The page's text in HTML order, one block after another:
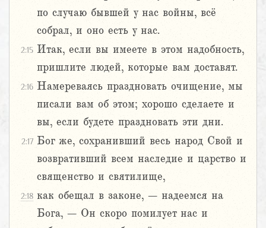
по случаю бывшей у нас войны, всё
собрал, и оно есть у нас.
2:15 Итак, если вы имеете в этом надобность,
пришлите людей, которые вам доставят.
2:16 Намереваясь праздновать очищение, мы
писали вам об этом; хорошо сделаете и
вы, если будете праздновать эти дни.
2:17 Бог же, сохранивший весь народ Свой и
возвративший всем наследие и царство и
священство и святилище,
2:18 как обещал в законе, – надеемся на
Бога, – Он скоро помилует нас и